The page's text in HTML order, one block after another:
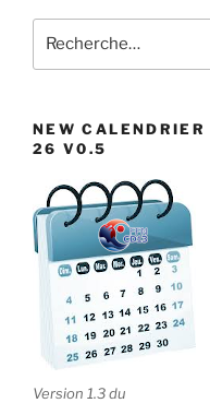
pour
NEW
26 V0.5
Version 1.3 du